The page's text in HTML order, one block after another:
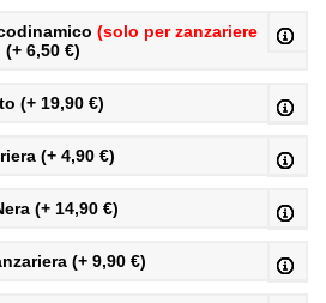
(solo per zanzariere
(+ 6,50 €)
(+ 19,90 €)
(+ 4,90 €)
(+ 14,90 €)
(+ 9,90 €)